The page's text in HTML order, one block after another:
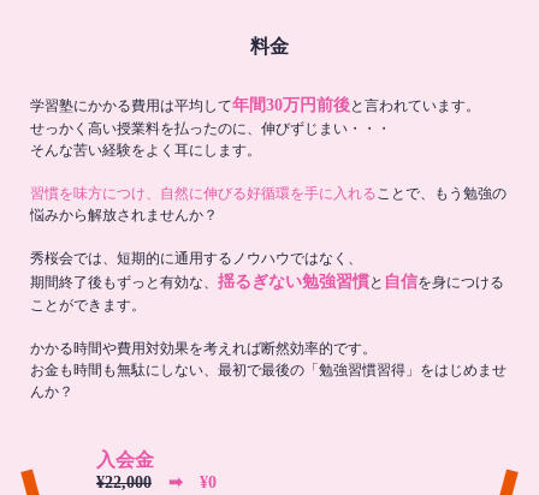
料金
学習塾にかかる費用は平均して年間30万円前後と言われています。
せっかく高い授業料を払ったのに、伸びずじまい・・・
そんな苦い経験をよく耳にします。
習慣を味方につけ、自然に伸びる好循環を手に入れる ことで、もう勉強の
悩みから解放されませんか？
秀桜会では、短期的に通用するノウハウではなく、
期間終了後もずっと有効な、 揺るぎない勉強習慣と 自信を身につける
ことができます。
かかる時間や費用対効果を考えれば断然効率的です。
お金も時間も無駄にしない、最初で最後の「勉強習慣習得」をはじめませ
んか？
入会金
¥22,000 ➡︎ ¥0